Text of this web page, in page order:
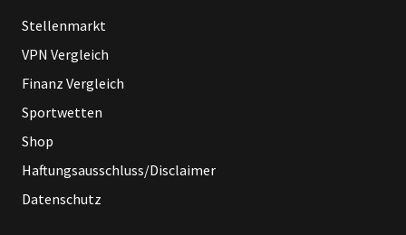
Stellenmarkt
VPN Vergleich
Finanz Vergleich
Sportwetten
Shop
Haftungsausschluss/Disclaimer
Datenschutz